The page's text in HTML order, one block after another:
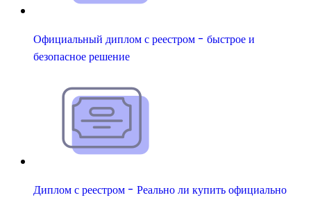
Официальный диплом с реестром - быстрое и
безопасное решение
Диплом с реестром - Реально ли купить официально